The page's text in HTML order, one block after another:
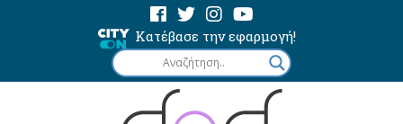
Κατέβασε την εφαρμογή!